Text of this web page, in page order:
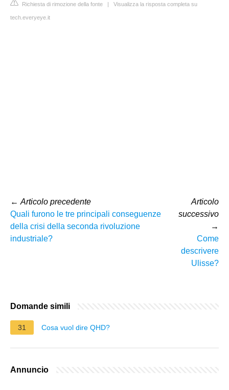
Richiesta di rimozione della fonte | Visualizza la risposta completa su
tech.everyeye.it
← Articolo precedente
Quali furono le tre principali conseguenze
della crisi della seconda rivoluzione
industriale?
Articolo
successivo
→
Come
descrivere
Ulisse?
Domande simili
31 Cosa vuol dire QHD?
Annuncio